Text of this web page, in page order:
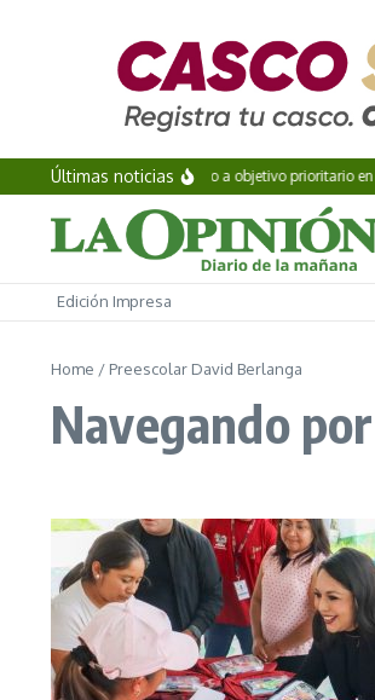
Saltar al contenido
Últimas noticias
Vinculan a proceso a objetivo prioritario en
Edición Impresa
Home / Preescolar David Berlanga
Navegando